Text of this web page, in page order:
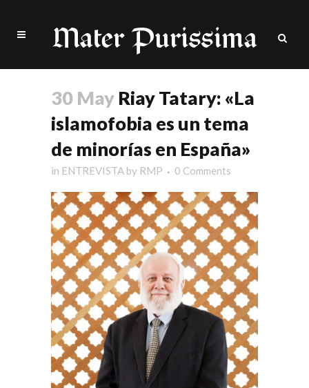
30 May Riay Tatary: «La
islamofobia es un tema
de minorías en España»
in ENTREVISTA by RMP 0 Comments